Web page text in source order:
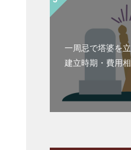
一周忌で塔婆を
建立時期・費用